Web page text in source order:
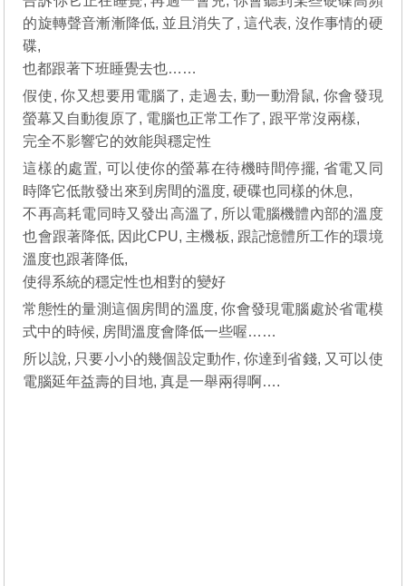
的旋轉聲音漸漸降低, 並且消失了, 這代表, 沒作事情的硬
碟,
也都跟著下班睡覺去也……
假使, 你又想要用電腦了, 走過去, 動一動滑鼠, 你會發現
螢幕又自動復原了, 電腦也正常工作了, 跟平常沒兩樣,
完全不影響它的效能與穩定性
這樣的處置, 可以使你的螢幕在待機時間停擺, 省電又同
時降它低散發出來到房間的溫度, 硬碟也同樣的休息,
不再高耗電同時又發出高溫了, 所以電腦機體內部的溫度
也會跟著降低, 因此CPU, 主機板, 跟記憶體所工作的環境
溫度也跟著降低,
使得系統的穩定性也相對的變好
常態性的量測這個房間的溫度, 你會發現電腦處於省電模
式中的時候, 房間溫度會降低一些喔……
所以說, 只要小小的幾個設定動作, 你達到省錢, 又可以使
電腦延年益壽的目地, 真是一舉兩得啊….